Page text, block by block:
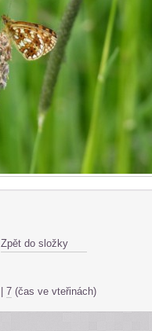
Zpět do složky
7 (čas ve vteřinách)